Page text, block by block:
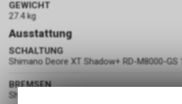
GEWICHT
27.4 kg
Ausstattung
SCHALTUNG
Shimano Deore XT Shadow+ RD-M8000-GS
BREMSEN
Shimano BR-M6000